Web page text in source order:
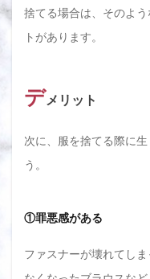
離し
た洋
服の
取が
おす
め！
る服
売れ
ない
捨て
捨てる場合は、そのよ
トがあります。
デメリット
次に、服を捨てる際に
う。
①罪悪感がある
ファスナーが壊れてし